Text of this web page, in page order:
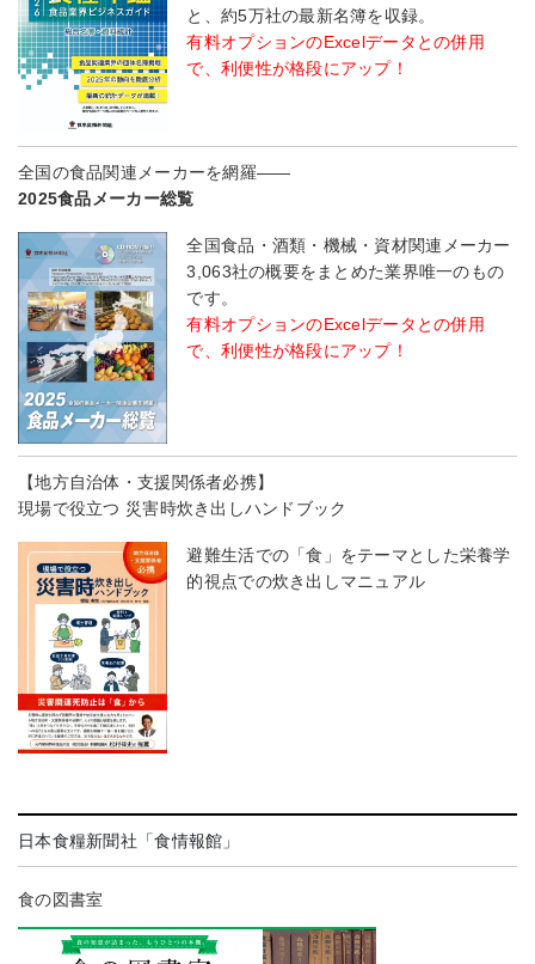
と、約5万社の最新名簿を収録。
有料オプションのExcelデータとの併用
で、利便性が格段にアップ！
全国の食品関連メーカーを網羅――
2025食品メーカー総覧
全国食品・酒類・機械・資材関連メーカー
3,063社の概要をまとめた業界唯一のもの
です。
有料オプションのExcelデータとの併用
で、利便性が格段にアップ！
【地方自治体・支援関係者必携】
現場で役立つ 災害時炊き出しハンドブック
避難生活での「食」をテーマとした栄養学
的視点での炊き出しマニュアル
日本食糧新聞社「食情報館」
食の図書室